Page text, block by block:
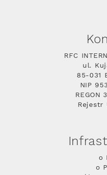
RFC
ul.
85-031
NIP
REGON
Rejestr
o
o